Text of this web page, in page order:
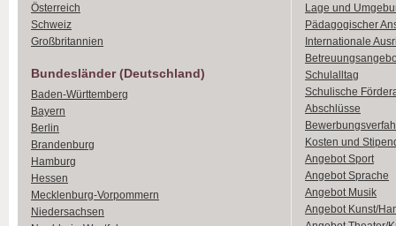
Österreich
Schweiz
Großbritannien
Bundesländer (Deutschland)
Baden-Württemberg
Bayern
Berlin
Brandenburg
Hamburg
Hessen
Mecklenburg-Vorpommern
Niedersachsen
Lage und
Pädagogischer
Internationale
Schulalltag
Schulische
Abschlüsse
Kosten und
Angebot Sport
Angebot Sprache
Angebot Musik
Angebot Kunst/